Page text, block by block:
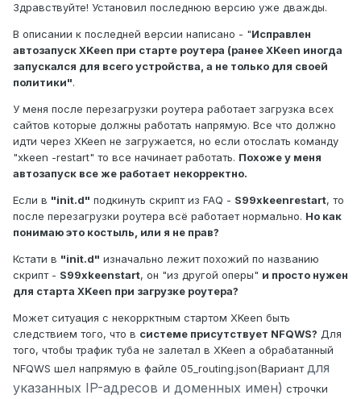
Здравствуйте! Установил последнюю версию уже дважды.
В описании к последней версии написано - "Исправлен
автозапуск XKeen при старте роутера (ранее XKeen иногда
запускался для всего устройства, а не только для своей
политики".
У меня после перезагрузки роутера работает загрузка всех
сайтов которые должны работать напрямую. Все что должно
идти через XKeen не загружается, но если отослать команду
"xkeen -restart" то все начинает работать. Похоже у меня
автозапуск все же работает некорректно.
Если в "init.d" подкинуть скрипт из FAQ - S99xkeenrestart, то
после перезагрузки роутера всё работает нормально. Но как
понимаю это костыль, или я не прав?
Кстати в "init.d" изначально лежит похожий по названию
скрипт - S99xkeenstart, он "из другой оперы" и просто нужен
для старта XKeen при загрузке роутера?
Может ситуация с некоррктным стартом XKeen быть
следствием того, что в системе присутствует NFQWS? Для
того, чтобы трафик туба не залетал в XKeen а обрабатанный
NFQWS шел напрямую в файле 05_routing.json(Вариантдля
указанных IP-адресов и доменных имен) строчки